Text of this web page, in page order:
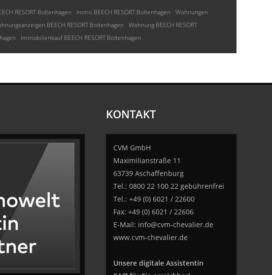
RESORT Boltenhagen Immo BEECH RESORT Boltenhagen
Wohnungen
BEECH RESORT Boltenhagen
Wohnung BEECH RESORT
Immobilienkauf BEECH RESORT Boltenhagen
KONTAKT
CVM GmbH
Maximilianstraße 11
63739 Aschaffenburg
Tel.: 0800 22 100 22 gebührenfrei
Tel.: +49 (0) 6021 / 22600
Fax: +49 (0) 6021 / 22606
E-Mail: info@cvm-chevalier.de
www.cvm-chevalier.de
Unsere digitale Assistentin